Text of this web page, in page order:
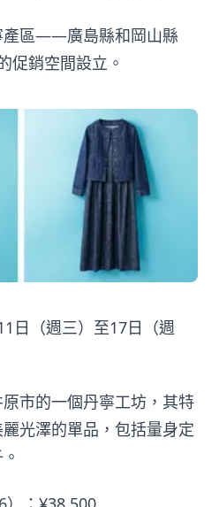
產區——廣島縣和岡山縣
銷空間設立。
日（週三）至17日（週
市的一個丹寧工坊，其特
光澤的單品，包括量身定